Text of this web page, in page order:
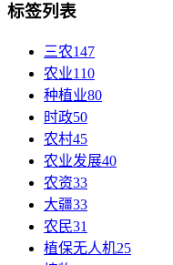
标签列表
三农147
农业110
种植业80
时政50
农村45
农业发展40
农资33
大疆33
农民31
植保无人机25